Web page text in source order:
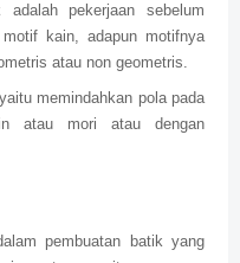
adalah pekerjaan sebelum
kain, adapun motifnya
atau non geometris.
memindahkan pola pada
atau mori atau dengan
pembuatan batik yang